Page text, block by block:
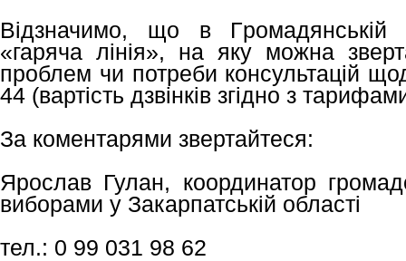
Відзначимо, що в
«гаряча лінія», на яку можна
проблем чи потреби консультацій
44 (вартість дзвінків згідно з
За коментарями звертайтеся:
Ярослав Гулан, координатор
виборами у Закарпатській області
тел.: 0 99 031 98 62